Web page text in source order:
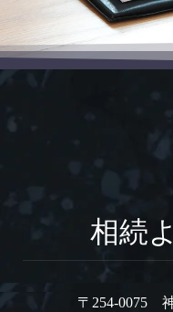
相続
〒254-0075